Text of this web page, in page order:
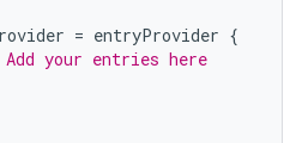
= entryProvider {
your entries here